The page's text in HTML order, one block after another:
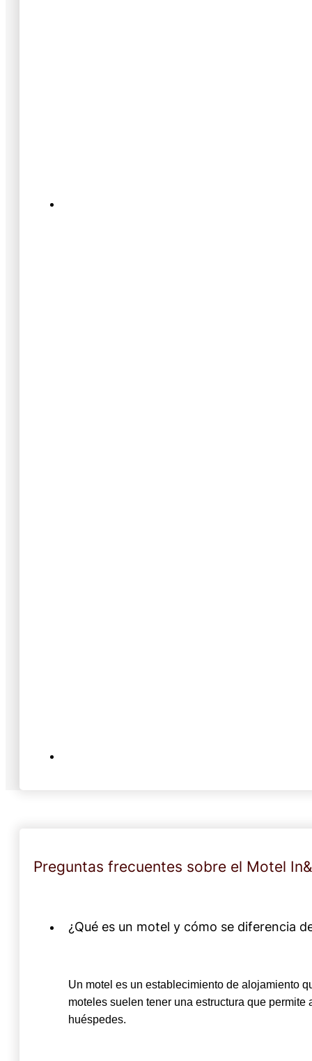
Preguntas frecuentes sobre el Motel
¿Qué es un motel y cómo se diferencia
Un motel es un establecimiento de alojamiento
moteles suelen tener una estructura que
huéspedes.